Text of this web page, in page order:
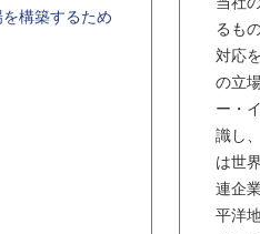
構築するため
当社
るも
対応
の立
ー・
識し
は世
連企
平洋